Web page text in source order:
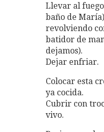
Llevar al
baño de
revolviendo
batidor de
dejamos).
Dejar enfriar.
Colocar esta
ya cocida.
Cubrir con
vivo.